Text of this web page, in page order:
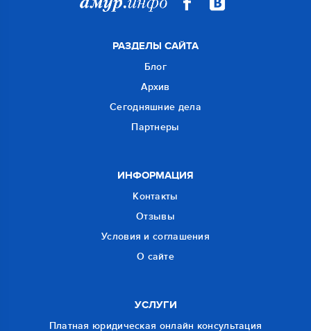
РАЗДЕЛЫ САЙТА
Блог
Архив
Сегодняшние дела
Партнеры
ИНФОРМАЦИЯ
Контакты
Отзывы
Условия и соглашения
О сайте
УСЛУГИ
Платная юридическая онлайн консультация